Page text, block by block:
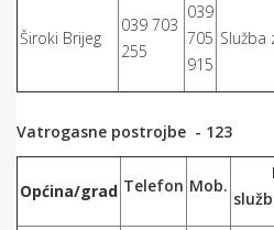
Široki Brijeg
039 703
255
039
705
915
Služba
Vatrogasne postrojbe - 123
Općina/grad Telefon Mob.